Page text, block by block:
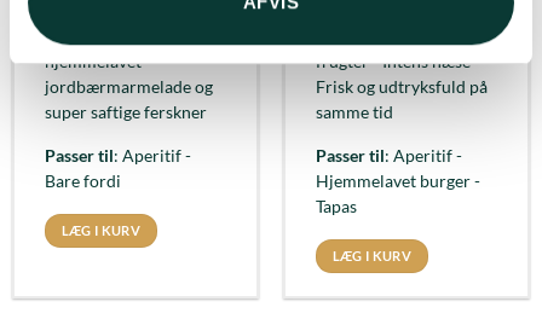
Med noter af
hjemmelavet
jordbærmarmelade og
super saftige ferskner
Passer til: Aperitif -
Bare fordi
LÆG I KURV
frugter - Intens næse -
Frisk og udtryksfuld på
samme tid
Passer til: Aperitif -
Hjemmelavet burger -
Tapas
LÆG I KURV